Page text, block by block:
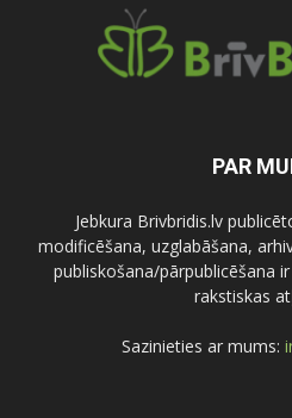
PAR
Jebkura Brivbridis.lv
modificēšana, uzglabāšana,
publiskošana/pārpublicēšana
rakstiskas
Sazinieties ar mums: